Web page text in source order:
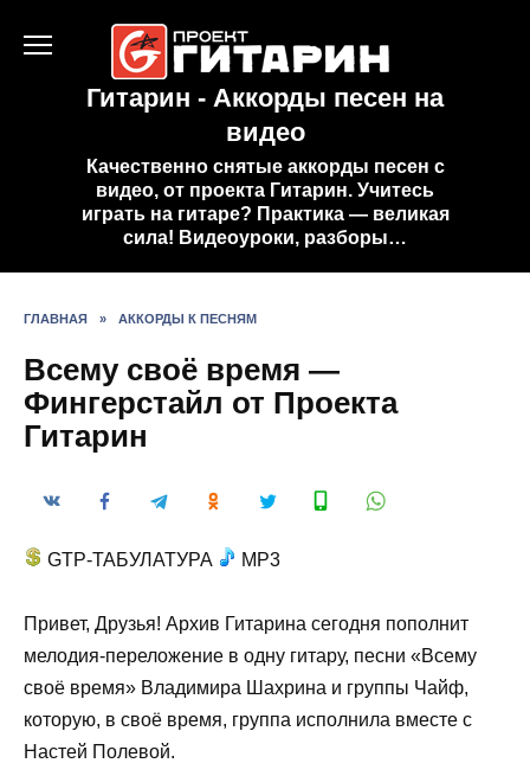
Гитарин - Аккорды песен на
видео
Качественно снятые аккорды песен с
видео, от проекта Гитарин. Учитесь
играть на гитаре? Практика — великая
сила! Видеоуроки, разборы…
ГЛАВНАЯ » АККОРДЫ К ПЕСНЯМ
Всему своё время —
Фингерстайл от Проекта
Гитарин
GTP-ТАБУЛАТУРА MP3
Привет, Друзья! Архив Гитарина сегодня пополнит
мелодия-переложение в одну гитару, песни «Всему
своё время» Владимира Шахрина и группы Чайф,
которую, в своё время, группа исполнила вместе с
Настей Полевой.